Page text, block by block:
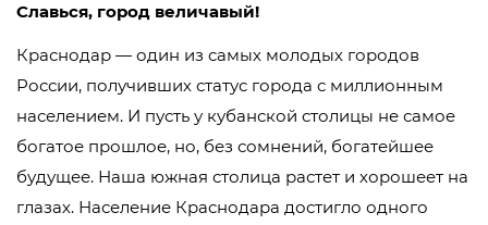
Славься, город величавый!
Краснодар — один из самых молодых городов
России, получивших статус города с миллионным
населением. И пусть у кубанской столицы не самое
богатое прошлое, но, без сомнений, богатейшее
будущее. Наша южная столица растет и хорошеет на
глазах. Население Краснодара достигло одного